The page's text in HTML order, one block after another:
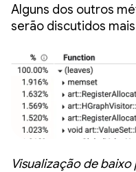
Alguns dos outros
serão discutidos
Visualização de